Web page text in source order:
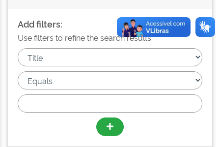
Add filters:
Use filters to refine the search results.